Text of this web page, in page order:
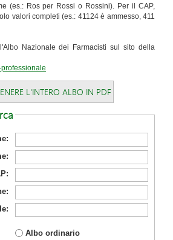
(es.: Ros per Rossi o Rossini). Per il CAP,
valori completi (es.: 41124 è ammesso, 411
Nazionale dei Farmacisti sul sito della
professionale
L'INTERO ALBO IN PDF
Albo ordinario